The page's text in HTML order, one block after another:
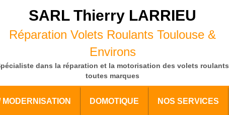
SARL Thierry LARRIEU
Réparation Volets Roulants Toulouse &
Environs
dans la réparation et la motorisation des volets roulants
toutes marques
MODERNISATION DOMOTIQUE NOS SERVICES